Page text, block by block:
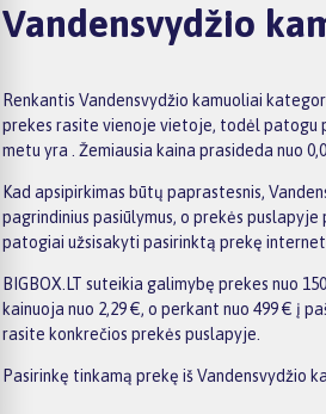
Vandensvydžio
Renkantis Vandensvydžio kamuoliai
prekes rasite vienoje vietoje, todėl patogu
metu yra . Žemiausia kaina prasideda nuo
Kad apsipirkimas būtų paprastesnis,
pagrindinius pasiūlymus, o prekės
patogiai užsisakyti pasirinktą prekę
BIGBOX.LT suteikia galimybę prekes nuo
kainuoja nuo 2,29 €, o perkant nuo 499 € į
rasite konkrečios prekės puslapyje.
Pasirinkę tinkamą prekę iš Vandensvydžio